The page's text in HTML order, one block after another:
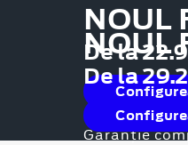
NOUL
De la
Garanție
NOUL
De la